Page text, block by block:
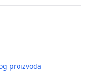
proizvoda